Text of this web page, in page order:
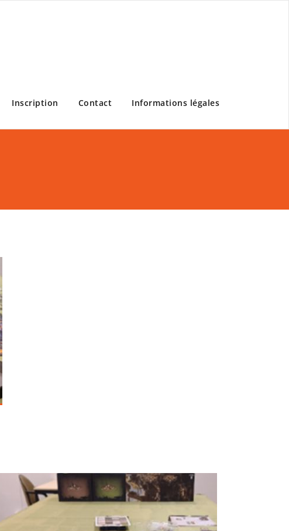
Inscription Contact Informations légales